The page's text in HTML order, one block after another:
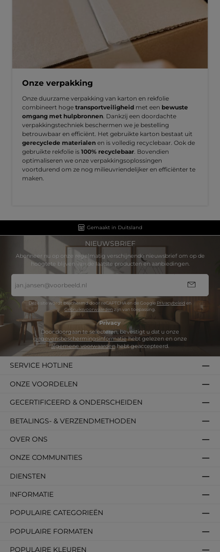
Onze verpakking
Onze duurzame verpakking van karton en rekfolie
combineert hoge transportveiligheid met een bewuste
omgang met hulpbronnen . Dankzij een doordachte
verpakkingstechniek beschermen we je bestelling
betrouwbaar en efficiënt. Het gebruikte karton bestaat uit
gerecyclede materialen en is volledig recyclebaar. Ook de
gebruikte rekfolie is 100% recyclebaar . Bovendien
optimaliseren we onze verpakkingsoplossingen
voortdurend om ze nog milieuvriendelijker en efficiënter te
maken.
Gemaakt in Duitsland
NIEUWSBRIEF
Abonneer nu op onze regelmatig verschijnende nieuwsbrief om op de
hoogtete blijven van de laatste producten en aanbiedingen.
mailadres
*
Deze site wordt beschermd door reCAPTCHA en de Google Privacybeleid en
Gebruiksvoorwaarden zijn van toepassing.
Privacy
gegevensbeschermingsinformatie
algemene voorwaardenhebt geaccepteerd.
SERVICE HOTLINE
DIENSTEN
INFORMATIE
POPULAIRE CATEGORIEËN
POPULAIRE FORMATEN
POPULAIRE KLEUREN
BETALINGS- & VERZENDMETHODEN
OVER ONS
GECERTIFICEERD & ONDERSCHEIDEN
ONZE VOORDELEN
ONZE COMMUNITIES